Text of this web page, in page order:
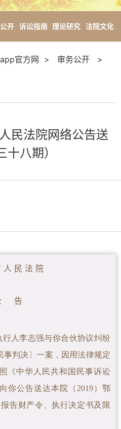
开 诉讼指南 理论研究 法院文化
官方网 > 审务公开 >
民法院网络公告送
十八期）
人 民 法 院
告
人李志强与你合伙协议纠纷
事判决〕一案 ，因用法律规定
《中华人民共和国民事诉讼
你公告送达本院（2019）鄂
报告财产令、执行决定书及限